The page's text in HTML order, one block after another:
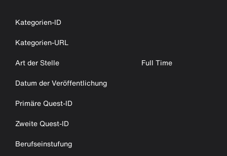
Kategorien-ID
Kategorien-URL
Art der Stelle
Full Time
Datum der Veröffentlichung
Primäre Quest-ID
Zweite Quest-ID
Berufseinstufung